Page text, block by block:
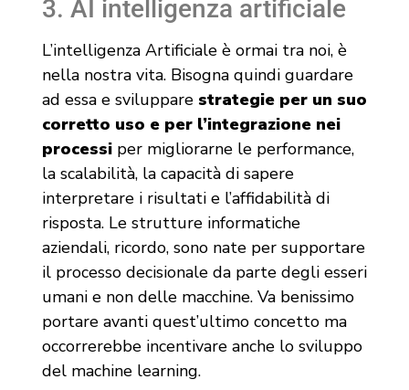
3. AI intelligenza artificiale
L’intelligenza Artificiale è ormai tra noi, è
nella nostra vita. Bisogna quindi guardare
ad essa e sviluppare strategie per un suo
corretto uso e per l’integrazione nei
processiper migliorarne le performance,
la scalabilità, la capacità di sapere
interpretare i risultati e l’affidabilità di
risposta. Le strutture informatiche
aziendali, ricordo, sono nate per supportare
il processo decisionale da parte degli esseri
umani e non delle macchine. Va benissimo
portare avanti quest’ultimo concetto ma
occorrerebbe incentivare anche lo sviluppo
del machine learning.